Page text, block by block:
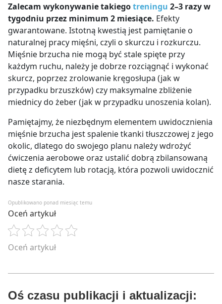
Zalecam wykonywanie takiegotreningu 2–3 razy w
tygodniu przez minimum 2 miesiące. Efekty
gwarantowane. Istotną kwestią jest pamiętanie o
naturalnej pracy mięśni, czyli o skurczu i rozkurczu.
Mięśnie brzucha nie mogą być stale spięte przy
każdym ruchu, należy je dobrze rozciągnąć i wykonać
skurcz, poprzez zrolowanie kręgosłupa (jak w
przypadku brzuszków) czy maksymalne zbliżenie
miednicy do żeber (jak w przypadku unoszenia kolan).
Pamiętajmy, że niezbędnym elementem uwidocznienia
mięśnie brzucha jest spalenie tkanki tłuszczowej z jego
okolic, dlatego do swojego planu należy wdrożyć
ćwiczenia aerobowe oraz ustalić dobrą zbilansowaną
dietę z deficytem lub rotacją, która pozwoli uwidocznić
nasze starania.
Opublikowano ponad miesiąc temu
Oceń artykuł
Oceń artykuł
Oś czasu publikacji i aktualizacji: